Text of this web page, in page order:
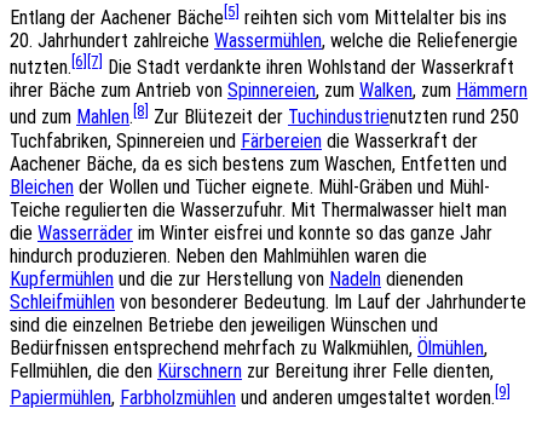
Entlang der Aachener Bäche[5] reihten sich vom Mittelalter bis ins
20. Jahrhundert zahlreiche Wassermühlen, welche die Reliefenergie
nutzten. [6] [7]
Die Stadt verdankte ihren Wohlstand der Wasserkraft
ihrer Bäche zum Antrieb von Spinnereien, zum Walken, zum Hämmern
und zum Mahlen. [8] Zur Blütezeit der Tuchindustrienutzten rund 250
Tuchfabriken, Spinnereien und Färbereien die Wasserkraft der
Aachener Bäche, da es sich bestens zum Waschen, Entfetten und
Bleichen der Wollen und Tücher eignete. Mühl-Gräben und Mühl-
Teiche regulierten die Wasserzufuhr. Mit Thermalwasser hielt man
die Wasserräder im Winter eisfrei und konnte so das ganze Jahr
hindurch produzieren. Neben den Mahlmühlen waren die
Kupfermühlen und die zur Herstellung von Nadeln dienenden
Schleifmühlen von besonderer Bedeutung. Im Lauf der Jahrhunderte
sind die einzelnen Betriebe den jeweiligen Wünschen und
Bedürfnissen entsprechend mehrfach zu Walkmühlen, Ölmühlen,
Fellmühlen, die den Kürschnern zur Bereitung ihrer Felle dienten,
Papiermühlen, Farbholzmühlen und anderen umgestaltet worden. [9]